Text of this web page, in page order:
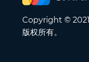
Copyright ©
版权所有。